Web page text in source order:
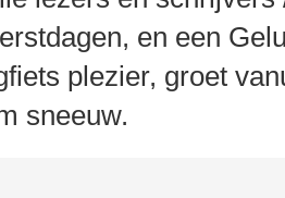
en een
plezier, groet
sneeuw.